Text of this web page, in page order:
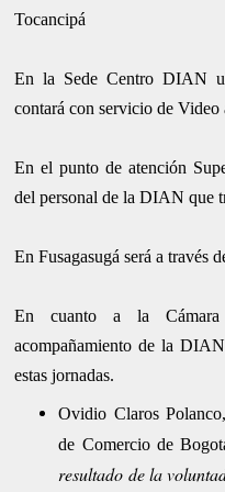
Tocancipá
En la Sede Centro DIAN
contará con servicio de Video
En el punto de atención
del personal de la DIAN que
En Fusagasugá será a través
En cuanto a la
acompañamiento de la
estas jornadas.
Ovidio Claros
de Comercio de
resultado de la